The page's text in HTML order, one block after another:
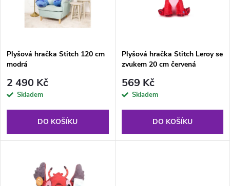
p
r
o
d
s
p
r
Plyšová hračka Stitch 120 cm
modrá
2 490 Kč
Skladem
DO KOŠÍKU
Plyšová hračka Stitch Leroy se
zvukem 20 cm červená
569 Kč
Skladem
DO KOŠÍKU